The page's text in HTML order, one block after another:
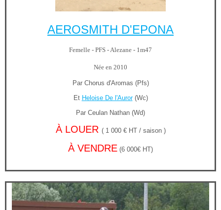
AEROSMITH D'EPONA
Femelle - PFS - Alezane - 1m47
Née en 2010
Par Chorus d'Aromas (Pfs)
Et Heloise De l'Auror(Wc)
Par Ceulan Nathan (Wd)
À LOUER ( 1 000 € HT / saison )
À VENDRE (6 000€ HT)